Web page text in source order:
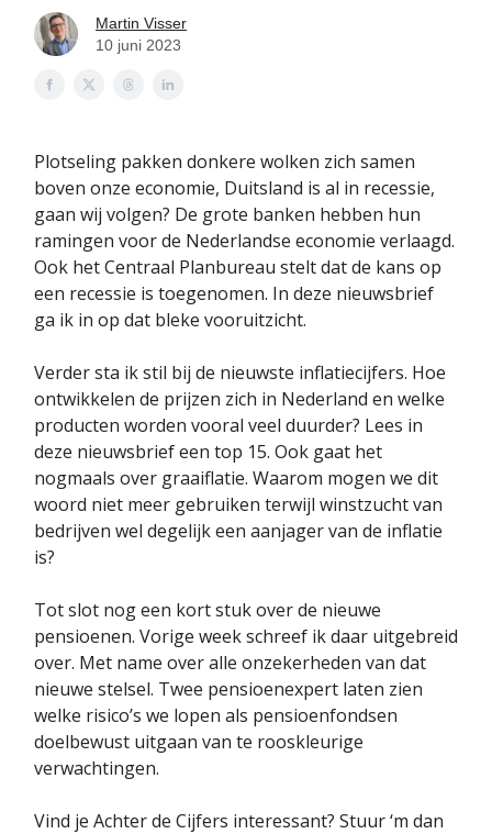
Martin Visser
10 juni 2023
Plotseling pakken donkere wolken zich samen
boven onze economie, Duitsland is al in recessie,
gaan wij volgen? De grote banken hebben hun
ramingen voor de Nederlandse economie verlaagd.
Ook het Centraal Planbureau stelt dat de kans op
een recessie is toegenomen. In deze nieuwsbrief
ga ik in op dat bleke vooruitzicht.
Verder sta ik stil bij de nieuwste inflatiecijfers. Hoe
ontwikkelen de prijzen zich in Nederland en welke
producten worden vooral veel duurder? Lees in
deze nieuwsbrief een top 15. Ook gaat het
nogmaals over graaiflatie. Waarom mogen we dit
woord niet meer gebruiken terwijl winstzucht van
bedrijven wel degelijk een aanjager van de inflatie
is?
Tot slot nog een kort stuk over de nieuwe
pensioenen. Vorige week schreef ik daar uitgebreid
over. Met name over alle onzekerheden van dat
nieuwe stelsel. Twee pensioenexpert laten zien
welke risico’s we lopen als pensioenfondsen
doelbewust uitgaan van te rooskleurige
verwachtingen.
Vind je Achter de Cijfers interessant? Stuur ‘m dan